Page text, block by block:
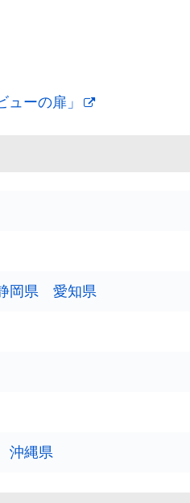
ーの扉」
岡県 愛知県
沖縄県